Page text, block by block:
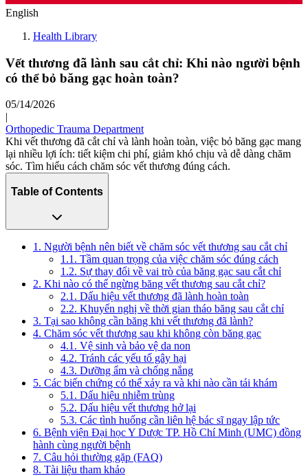
English
Health Library
Vết thương đã lành sau cắt chỉ: Khi nào người bệnh
có thể bỏ băng gạc hoàn toàn?
05/14/2026
|
Orthopedic Trauma Department
Khi vết thương đã cắt chỉ và lành hoàn toàn, việc bỏ băng gạc mang
lại nhiều lợi ích: tiết kiệm chi phí, giảm khó chịu và dễ dàng chăm
sóc. Tìm hiểu cách chăm sóc vết thương đúng cách.
Table of Contents
1. Người bệnh nên biết về chăm sóc vết thương sau cắt chỉ
1.1. Tầm quan trọng của việc chăm sóc đúng cách
1.2. Sự thay đổi về vai trò của băng gạc sau cắt chỉ
2. Khi nào có thể ngừng băng vết thương sau cắt chỉ?
2.1. Dấu hiệu vết thương đã lành hoàn toàn
2.2. Khuyến nghị về thời gian tháo băng sau cắt chỉ
3. Tại sao không cần băng khi vết thương đã lành?
4. Chăm sóc vết thương sau khi không còn băng gạc
4.1. Vệ sinh và bảo vệ da non
4.2. Tránh các yếu tố gây hại
4.3. Dưỡng ẩm và chống nắng
5. Các biến chứng có thể xảy ra và khi nào cần tái khám
5.1. Dấu hiệu nhiễm trùng
5.2. Dấu hiệu vết thương hở lại
5.3. Các tình huống cần liên hệ bác sĩ ngay lập tức
6. Bệnh viện Đại học Y Dược TP. Hồ Chí Minh (UMC) đồng
hành cùng người bệnh
7. Câu hỏi thường gặp (FAQ)
8. Tài liệu tham khảo